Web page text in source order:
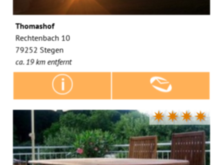
Thomashof
Rechtenbach 10
79252 Stegen
ca. 19 km entfernt
✷✷✷✷